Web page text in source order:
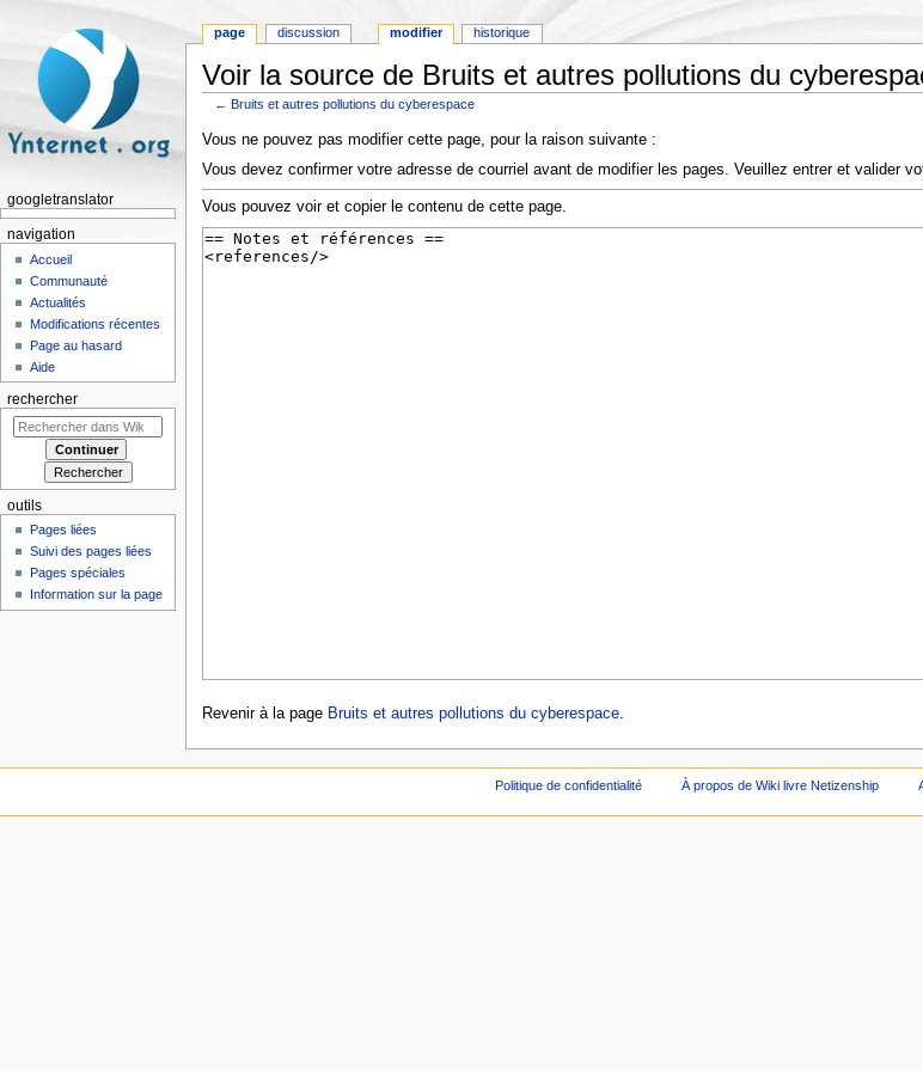
Voir la source de Bruits et autres pollutions du
←Bruits et autres pollutions du cyberespace
Vous ne pouvez pas modifier cette page, pour la raison suivante :
Vous devez confirmer votre adresse de courriel avant de modifier les pages. Veuillez entrer et valider
Vous pouvez voir et copier le contenu de cette page.
Revenir à la page Bruits et autres pollutions du cyberespace.
page discussion modifier historique
googletranslator
navigation
Accueil
Communauté
Actualités
Modifications récentes
Page au hasard
Aide
rechercher
outils
Pages liées
Suivi des pages liées
Pages spéciales
Information sur la page
Politique de confidentialité À propos de Wiki livre Netizenship